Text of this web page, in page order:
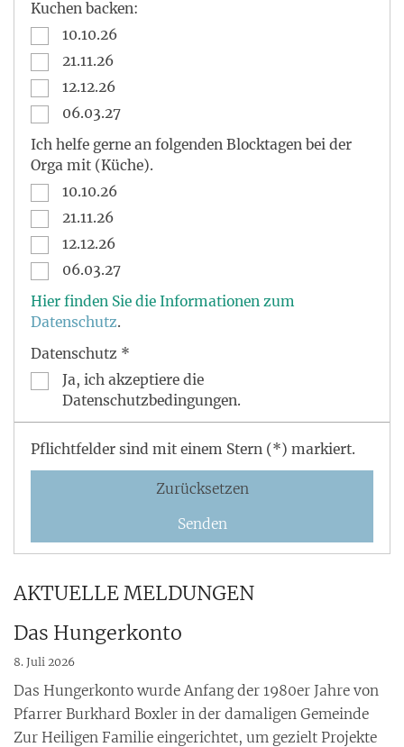
Kuchen backen:
10.10.26
21.11.26
12.12.26
06.03.27
Ich helfe gerne an folgenden Blocktagen bei der
Orga mit (Küche).
10.10.26
21.11.26
12.12.26
06.03.27
Hier finden Sie die Informationen zum
Datenschutz.
Datenschutz *
Ja, ich akzeptiere die
Datenschutzbedingungen.
Pflichtfelder sind mit einem Stern (*) markiert.
Zurücksetzen
AKTUELLE MELDUNGEN
Das Hungerkonto
8. Juli 2026
Das Hungerkonto wurde Anfang der 1980er Jahre von
Pfarrer Burkhard Boxler in der damaligen Gemeinde
Zur Heiligen Familie eingerichtet, um gezielt Projekte